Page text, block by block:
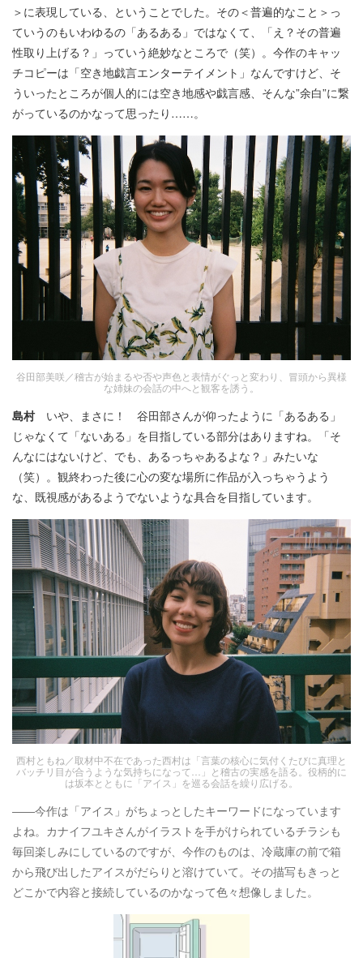
＞に表現している、ということでした。その＜普遍的なこと＞っ
ていうのもいわゆるの「あるある」ではなくて、「え？その普遍
性取り上げる？」っていう絶妙なところで（笑）。今作のキャッ
チコピーは「空き地戯言エンターテイメント」なんですけど、そ
ういったところが個人的には空き地感や戯言感、そんな”余白”に繋
がっているのかなって思ったり……。
谷田部美咲／稽古が始まるや否や声色と表情がぐっと変わり、冒頭から異様
な姉妹の会話の中へと観客を誘う。
島村いや、まさに！ 谷田部さんが仰ったように「あるある」
じゃなくて「ないある」を目指している部分はありますね。「そ
んなにはないけど、でも、あるっちゃあるよな？」みたいな
（笑）。観終わった後に心の変な場所に作品が入っちゃうよう
な、既視感があるようでないような具合を目指しています。
西村ともね／取材中不在であった西村は「言葉の核心に気付くたびに真理と
バッチリ目が合うような気持ちになって…」と稽古の実感を語る。役柄的に
は坂本とともに「アイス」を巡る会話を繰り広げる。
――今作は「アイス」がちょっとしたキーワードになっています
よね。カナイフユキさんがイラストを手がけられているチラシも
毎回楽しみにしているのですが、今作のものは、冷蔵庫の前で箱
から飛び出したアイスがだらりと溶けていて。その描写もきっと
どこかで内容と接続しているのかなって色々想像しました。